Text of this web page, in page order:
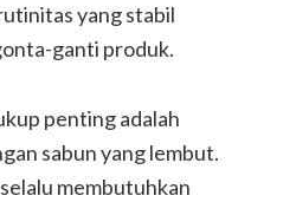
yang stabil
ganti produk.
penting adalah
sabun yang lembut.
membutuhkan